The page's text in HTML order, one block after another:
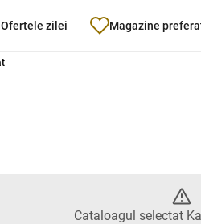
Ofertele zilei Magazine
Cataloagul selectat